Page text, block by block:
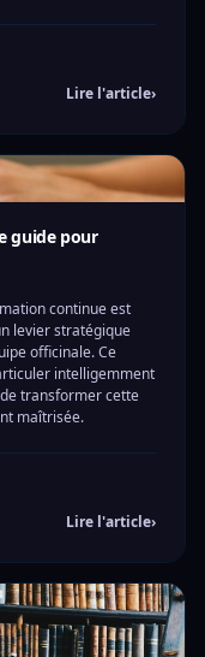
Lire l'article›
guide pour
continue est
levier stratégique
officinale. Ce
intelligemment
de transformer cette
maîtrisée.
Lire l'article›